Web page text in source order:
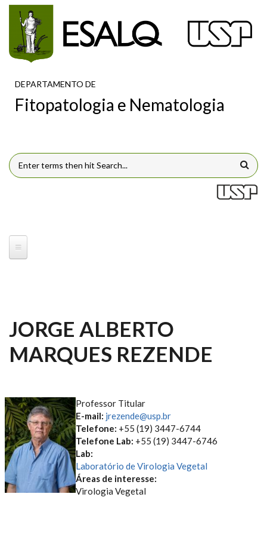
Pular para o conteúdo principal
DEPARTAMENTO DE
Fitopatologia e Nematologia
FORMULÁRIO DE BUSCA
JORGE ALBERTO
MARQUES REZENDE
Professor Titular
E-mail: jrezende@usp.br
Telefone: +55 (19) 3447-6744
Telefone Lab: +55 (19) 3447-6746
Lab:
Laboratório de Virologia Vegetal
Áreas de interesse:
Virologia Vegetal